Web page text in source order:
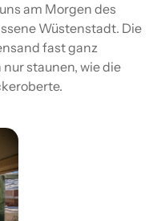
am Morgen des
Wüstenstadt. Die
fast ganz
staunen, wie die